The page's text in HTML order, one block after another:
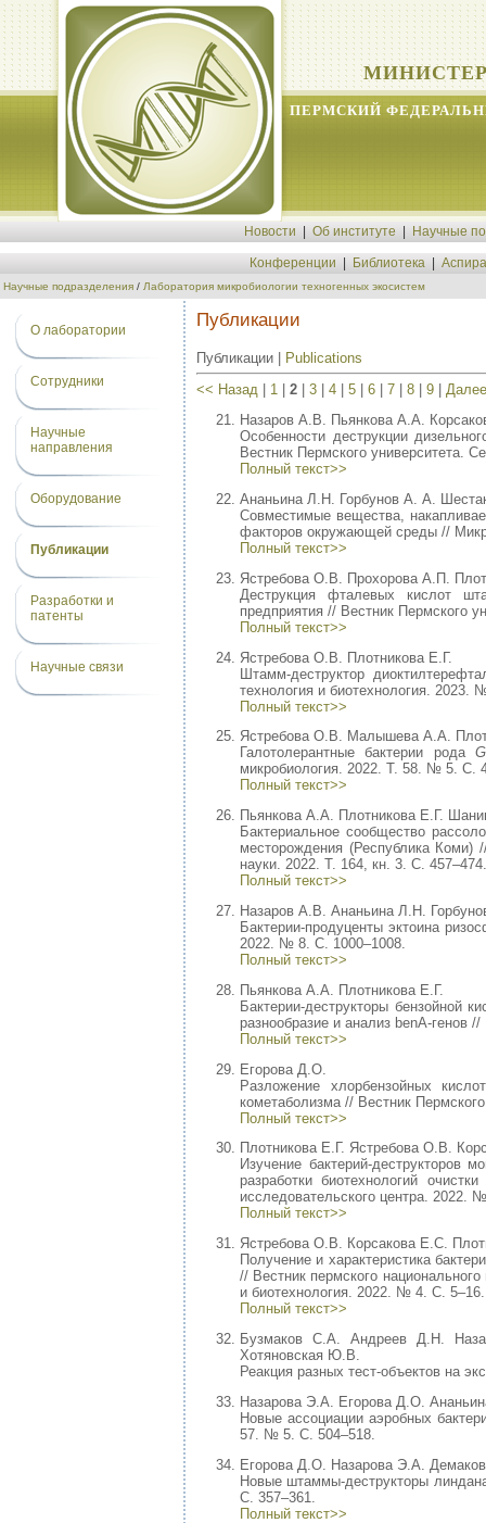
ПЕРМСКИЙ
Новости Об институте Научные
Конференции Библиотека
Научные подразделения / Лаборатория микробиологии техногенных экосистем
О лаборатории
Сотрудники
Научные
направления
Оборудование
Публикации
Разработки и
патенты
Научные связи
Публикации
Публикации | Publications
<< Назад
1 2 3 4 5 6 7 8 9
Назаров А.В. Пьянкова А.А.
Особенности деструкции
Вестник Пермского университета.
Полный текст>>
Ананьина Л.Н. Горбунов А. А.
Совместимые вещества,
факторов окружающей среды //
Полный текст>>
Ястребова О.В. Прохорова А.П.
Деструкция фталевых кислот
предприятия // Вестник Пермского
Полный текст>>
Ястребова О.В. Плотникова Е.Г.
Штамм-деструктор
технология и биотехнология. 2023.
Полный текст>>
Ястребова О.В. Малышева А.А.
Галотолерантные бактерии рода
микробиология. 2022. Т. 58. № 5. С.
Полный текст>>
Пьянкова А.А. Плотникова Е.Г.
Бактериальное сообщество
месторождения (Республика Коми)
науки. 2022. Т. 164, кн. 3. С. 457–474.
Полный текст>>
Назаров А.В. Ананьина Л.Н.
Бактерии-продуценты эктоина
2022. № 8. С. 1000–1008.
Полный текст>>
Пьянкова А.А. Плотникова Е.Г.
Бактерии-деструкторы бензойной
разнообразие и анализ benA-
Полный текст>>
Егорова Д.О.
Разложение хлорбензойных
кометаболизма // Вестник
Полный текст>>
Плотникова Е.Г. Ястребова О.В.
Изучение бактерий-деструкторов
разработки биотехнологий
исследовательского центра. 2022.
Полный текст>>
Ястребова О.В. Корсакова Е.С.
Получение и характеристика
// Вестник пермского
и биотехнология. 2022. № 4. С. 5–16.
Полный текст>>
Бузмаков С.А. Андреев Д.Н.
Хотяновская Ю.В.
Реакция разных тест-объектов на
Назарова Э.А. Егорова Д.О.
Новые ассоциации аэробных
57. № 5. С. 504–518.
Егорова Д.О. Назарова Э.А.
Новые штаммы-деструкторы
С. 357–361.
Полный текст>>